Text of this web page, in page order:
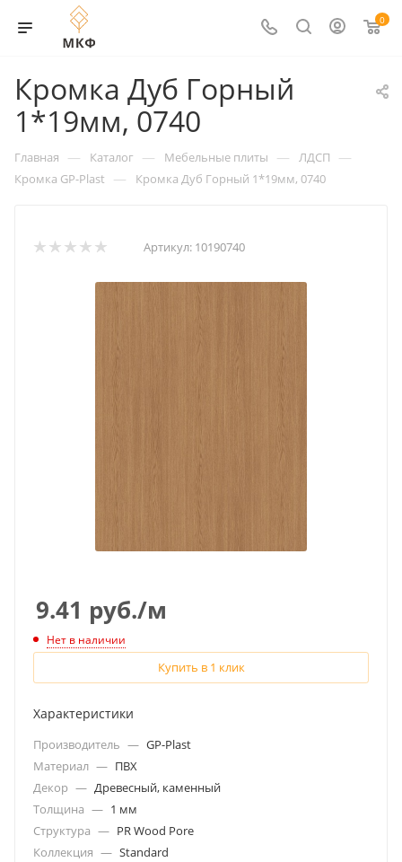
0
Кромка Дуб Горный
1*19мм, 0740
Главная — Каталог — Мебельные плиты — ЛДСП —
Кромка GP-Plast — Кромка Дуб Горный 1*19мм, 0740
Артикул: 10190740
9.41 руб./м
Нет в наличии
Купить в 1 клик
Характеристики
Производитель — GP-Plast
Материал — ПВХ
Декор — Древесный, каменный
Толщина — 1 мм
Структура — PR Wood Pore
Коллекция — Standard